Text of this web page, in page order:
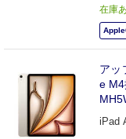
在庫
アッ
e
iPad